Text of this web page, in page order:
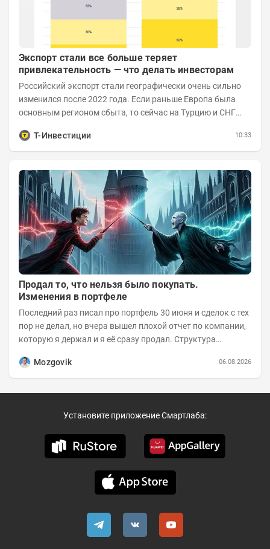
Экспорт стали все больше теряет
привлекательность — что делать инвесторам
Российский экспорт стали географически очень сильно
изменился после 2022 года. Если раньше Европа была
основным регионом сбыта, то сейчас на Турцию и СНГ
Т-Инвестиции
10:33
Продал то, что нельзя было покупать.
Изменения в портфеле
Последний раз писал про портфель 30 июня и сделок с тех
пор не делал, но вчера вышел плохой отчет по компании,
которую я держал и я её сразу продал. Структура
Mozgovik
06.08.2026
Установите приложение Смартлаба: